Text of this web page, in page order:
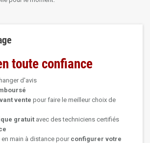
toute confiance
d'avis
vente pour faire le meilleur choix de
gratuit avec des techniciens certifiés
main à distance pour configurer votre